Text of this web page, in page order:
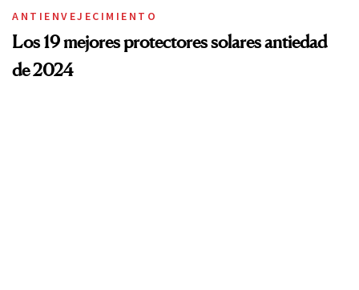
ANTIENVEJECIMIENTO
Los 19 mejores protectores solares antiedad
de 2024